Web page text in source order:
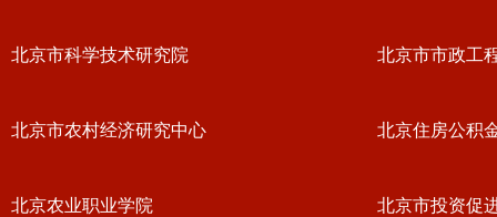
北京市科学技术研究院 北京市市政工
北京市农村经济研究中心 北京住房公积
北京农业职业学院 北京市投资促